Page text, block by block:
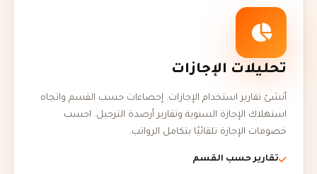
تحليلات الإجازات
أنشئ تقارير استخدام الإجازات. إحصاءات حسب القسم واتجاه
استهلاك الإجازة السنوية وتقارير أرصدة الترحيل. احسب
خصومات الإجازة تلقائيًا بتكامل الرواتب.
تقارير حسب القسم